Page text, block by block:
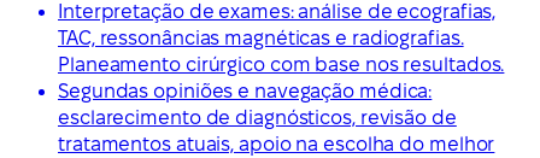
Interpretação de exames: análise de ecografias,
TAC, ressonâncias magnéticas e radiografias.
Planeamento cirúrgico com base nos resultados.
Segundas opiniões e navegação médica:
esclarecimento de diagnósticos, revisão de
tratamentos atuais, apoio na escolha do melhor